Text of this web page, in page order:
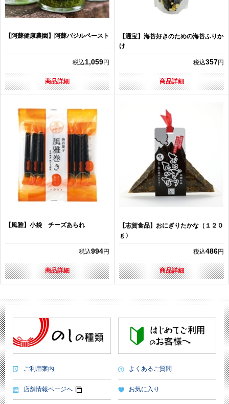
【阿蘇健康農園】阿蘇バジルペースト
税込1,059円
商品詳細
【通宝】海苔好きのための海苔ふりか
け
税込357円
商品詳細
【風雅】小袋 チーズあられ
税込994円
商品詳細
【志賀食品】おにぎりたかな（１２０
ｇ）
税込486円
商品詳細
ご利用案内 よくあるご質問
店舗情報ページへ お気に入り